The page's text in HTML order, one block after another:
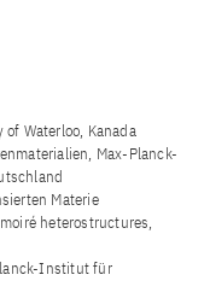
of Waterloo, Kanada
Max-Planck-
Materie
heterostructures,
Institut für